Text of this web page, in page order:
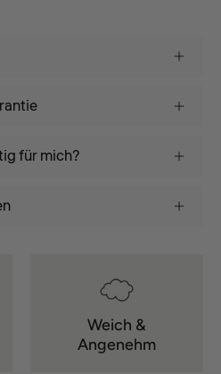
für mich?
Weich &
Angenehm